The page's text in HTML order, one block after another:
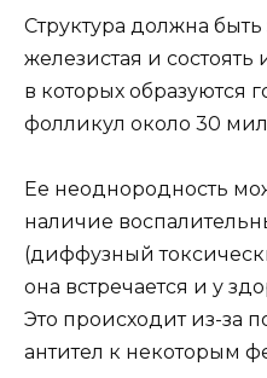
Структура должна
железистая и
в которых образуются
фолликул около 30
Ее неоднородность
наличие
(диффузный
она встречается и у
Это происходит из-за
антител к некоторым